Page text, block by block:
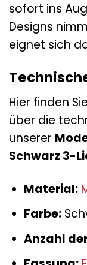
sofort ins
Designs
eignet sich
Hier finden
über die
unserer
Schwarz 3-
Material:
Farbe:
Anzahl